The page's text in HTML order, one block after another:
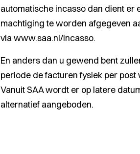
automatische incasso dan dient er
machtiging te worden afgegeven
viawww.saa.nl/incasso.
En anders dan u gewend bent
periode de facturen fysiek per
Vanuit SAA wordt er op latere
alternatief aangeboden.